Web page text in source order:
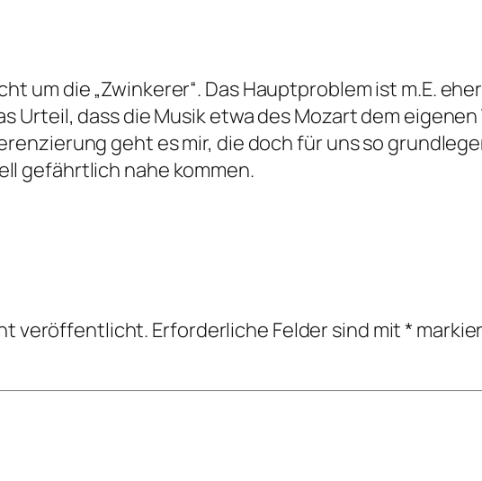
um die „Zwinkerer“. Das Hauptproblem ist m.E.
Urteil, dass die Musik etwa des Mozart dem
geht es mir, die doch für uns so
gefährtlich nahe kommen.
veröffentlicht. Erforderliche Felder sind mit*